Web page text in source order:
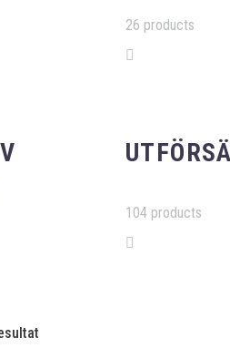
26 products
104 products